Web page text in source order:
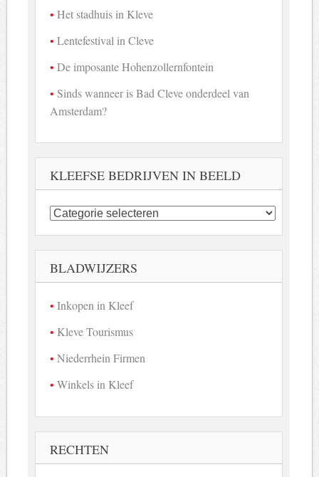
Het stadhuis in Kleve
Lentefestival in Cleve
De imposante Hohenzollernfontein
Sinds wanneer is Bad Cleve onderdeel van
Amsterdam?
KLEEFSE BEDRIJVEN IN BEELD
Kleefse
bedrijven
beeld
BLADWIJZERS
Inkopen in Kleef
Kleve Tourismus
Niederrhein Firmen
Winkels in Kleef
RECHTEN